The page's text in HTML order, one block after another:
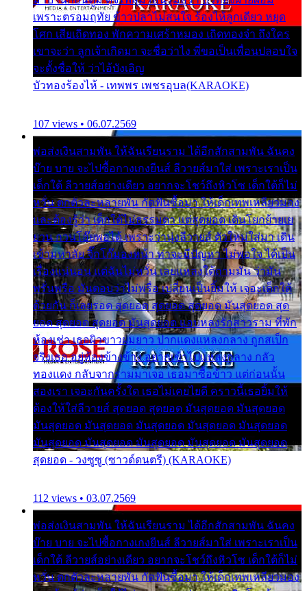
เพราะตรอมฤทัย ข้าวปลาไม่สนใจ ร้องไห้ลูกเดียว หยุด
โศก เสียเถิดทอง พักความเศร้าหมอง เถิดทองจ๋า ถึงใคร
เขาจะว่า ลูกเจ้าเกิดมา จะชื่อว่าไง พี่ขอเป็นเพื่อนปลอบใจ
จะตั้งชื่อให้ ว่าไอ้บังเอิญ
บัวทองร้องไห้ - เทพพร เพชรอุบล(KARAOKE)
107 views • 06.07.2569
พ่อส่งเงินสามพัน ให้ฉันเรียนราม ได้อีกสักสามพัน ฉันคง
บ๊าย บาย จะไปซื้อกางเกงยีนส์ ลีวายส์มาใส่ เพราะเราเป็น
เด็กใต้ ลีวายส์อย่างเดียว อยากจะโชว์ถึงหิวโซ เด็กใต้ก็ไม่
หวั่น ตกตัวละหลายพัน กัดฟันซื้อมา ให้เด็กเทพเหลียวมอง
และต้องรู้ว่า เด็กใต้ไม่ธรรมดา แต่สุดยอด เดินโยกย้ายเย
ยวน กวนโอ๊ยพอได้ เพราะว่านุ่งลีวายส์ ตัวใหม่ใส่มา เดิน
เข้ามหาลัย จิ๊กโก๊มองหน้า ท่าจะมีปัญหา ไม่พอใจ ได้เป็น
เรื่องแน่นอน แต่ฉันไม่หวั่น เลยแหลงใต้ถามมัน ว่ามัน
พรั่นพรือ มันตอบว่าไม่พรื่อ เปลี่ยนเป็นยิ้มให้ เจอะเด็กใต้
ด้วยกัน ก็เลยรอด สุดยอด สุดยอด สุดยอด มันสุดยอด สุด
ยอด สุดยอด สุดยอด มันสุดยอด แอบหลงรักสาวราม ที่พัก
ห้องเช่า เธอผิวขาวผมยาว ปากแดงแหลงกลาง ถูกสเป็ก
จริงเธอ อยู่ห้องข้างข้าง อยากเข้าไปแหลงกลาง กลัว
ทองแดง กลับจากรามมาเจอ เธอมาซื้อข้าว แต่ก่อนนั้น
สองเรา เจอะกันครั้งใด เธอไม่เคยไยดี คราวนี้เธอยิ้มให้
ต้องให้ใส่ลีวายส์ สุดยอด สุดยอด มันสุดยอด มันสุดยอด
มันสุดยอด มันสุดยอด มันสุดยอด มันสุดยอด มันสุดยอด
มันสุดยอด มันสุดยอด มันสุดยอด มันสุดยอด มันสุดยอด
สุดยอด - วงซูซู (ซาวด์ดนตรี) (KARAOKE)
112 views • 03.07.2569
พ่อส่งเงินสามพัน ให้ฉันเรียนราม ได้อีกสักสามพัน ฉันคง
บ๊าย บาย จะไปซื้อกางเกงยีนส์ ลีวายส์มาใส่ เพราะเราเป็น
เด็กใต้ ลีวายส์อย่างเดียว อยากจะโชว์ถึงหิวโซ เด็กใต้ก็ไม่
หวั่น ตกตัวละหลายพัน กัดฟันซื้อมา ให้เด็กเทพเหลียวมอง